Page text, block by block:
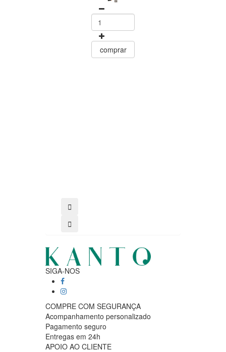
comprar
SIGA-NOS
COMPRE COM SEGURANÇA
Acompanhamento personalizado
Pagamento seguro
Entregas em 24h
APOIO AO CLIENTE